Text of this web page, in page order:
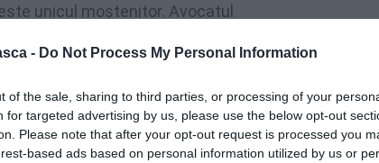
- Do Not Process My Personal Information
of the sale, sharing to third parties, or processing of your
for targeted advertising by us, please use the below opt-out
Please note that after your opt-out request is processed you
based ads based on personal information utilized by us or
unicul moștenitor. Avocatul
voi face recurs la Curtea